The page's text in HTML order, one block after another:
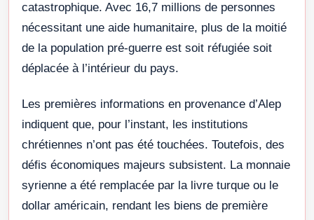
catastrophique. Avec 16,7 millions de personnes
nécessitant une aide humanitaire, plus de la moitié
de la population pré-guerre est soit réfugiée soit
déplacée à l’intérieur du pays.
Les premières informations en provenance d’Alep
indiquent que, pour l’instant, les institutions
chrétiennes n’ont pas été touchées. Toutefois, des
défis économiques majeurs subsistent. La monnaie
syrienne a été remplacée par la livre turque ou le
dollar américain, rendant les biens de première